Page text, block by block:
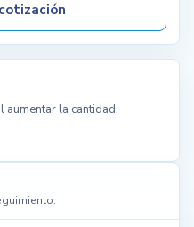
aumentar la cantidad.